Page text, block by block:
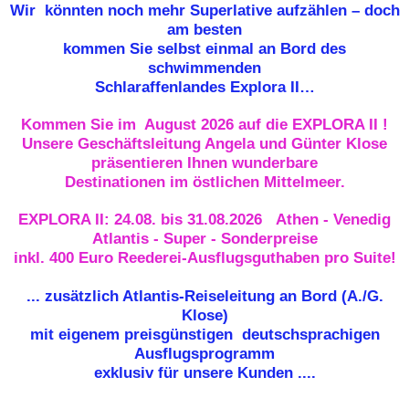
Wir könnten noch mehr Superlative aufzählen – doch
am besten
kommen Sie selbst einmal an Bord des
schwimmenden
Schlaraffenlandes Explora II…
Kommen Sie im August 2026 auf die EXPLORA II !
Unsere Geschäftsleitung Angela und Günter Klose
präsentieren Ihnen wunderbare
Destinationen im östlichen Mittelmeer.
EXPLORA II: 24.08. bis 31.08.2026 Athen - Venedig
Atlantis - Super - Sonderpreise
inkl. 400 Euro Reederei-Ausflugsguthaben pro Suite!
... zusätzlich Atlantis-Reiseleitung an Bord (A./G.
Klose)
mit eigenem preisgünstigen deutschsprachigen
Ausflugsprogramm
exklusiv für unsere Kunden ....